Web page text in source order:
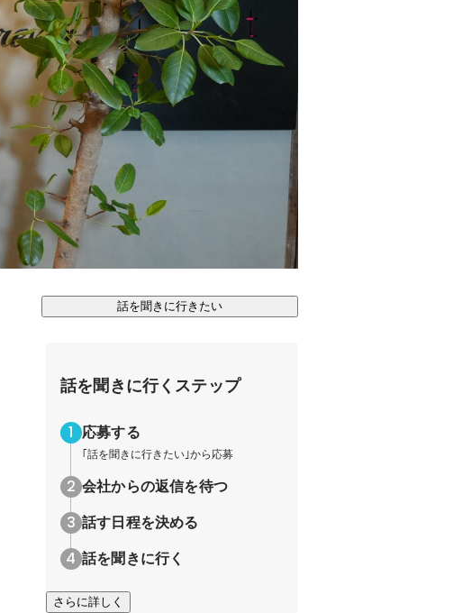
話を聞きに行きたい
話を聞きに行くステップ
応募する
｢話を聞きに行きたい｣から応募
会社からの返信を待つ
話す日程を決める
話を聞きに行く
さらに詳しく